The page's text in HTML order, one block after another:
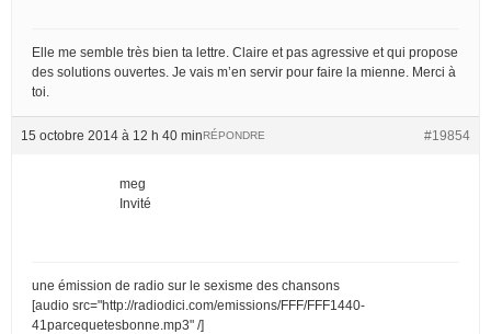
Elle me semble très bien ta lettre. Claire et pas agressive et qui propose
des solutions ouvertes. Je vais m’en servir pour faire la mienne. Merci à
toi.
15 octobre 2014 à 12 h 40 min #19854
RÉPONDRE
meg
Invité
une émission de radio sur le sexisme des chansons
[audio src="http://radiodici.com/emissions/FFF/FFF1440-
41parcequetesbonne.mp3" /]